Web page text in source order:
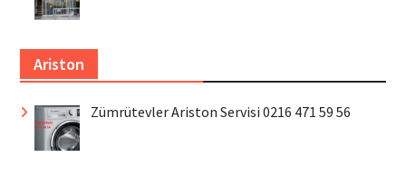
Ariston
Zümrütevler Ariston Servisi 0216 471 59 56